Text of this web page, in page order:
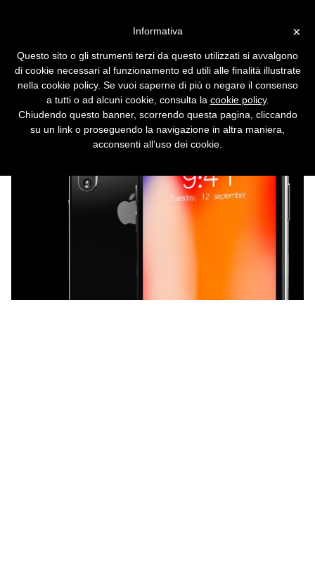
di rispondere alle telefonate
Suona, ma lo schermo non si accende.
×
Informativa
Questo sito o gli strumenti terzi da questo utilizzati si avvalgono
di cookie necessari al funzionamento ed utili alle finalità illustrate
nella cookie policy. Se vuoi saperne di più o negare il consenso
a tutti o ad alcuni cookie, consulta la cookie policy.
Chiudendo questo banner, scorrendo questa pagina, cliccando
su un link o proseguendo la navigazione in altra maniera,
acconsenti all’uso dei cookie.